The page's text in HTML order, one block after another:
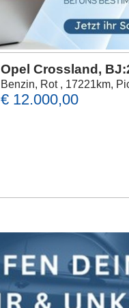
Opel Crossland,
Benzin, Rot , 17221km,
€ 12.000,00